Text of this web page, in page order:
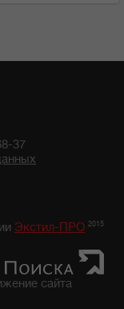
37
Экстил-ПРО 2015
сайта